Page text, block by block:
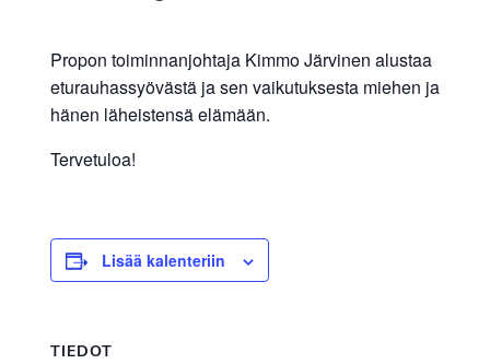
Propon toiminnanjohtaja Kimmo Järvinen alustaa
eturauhassyövästä ja sen vaikutuksesta miehen ja
hänen läheistensä elämään.
Tervetuloa!
Lisää kalenteriin
TIEDOT